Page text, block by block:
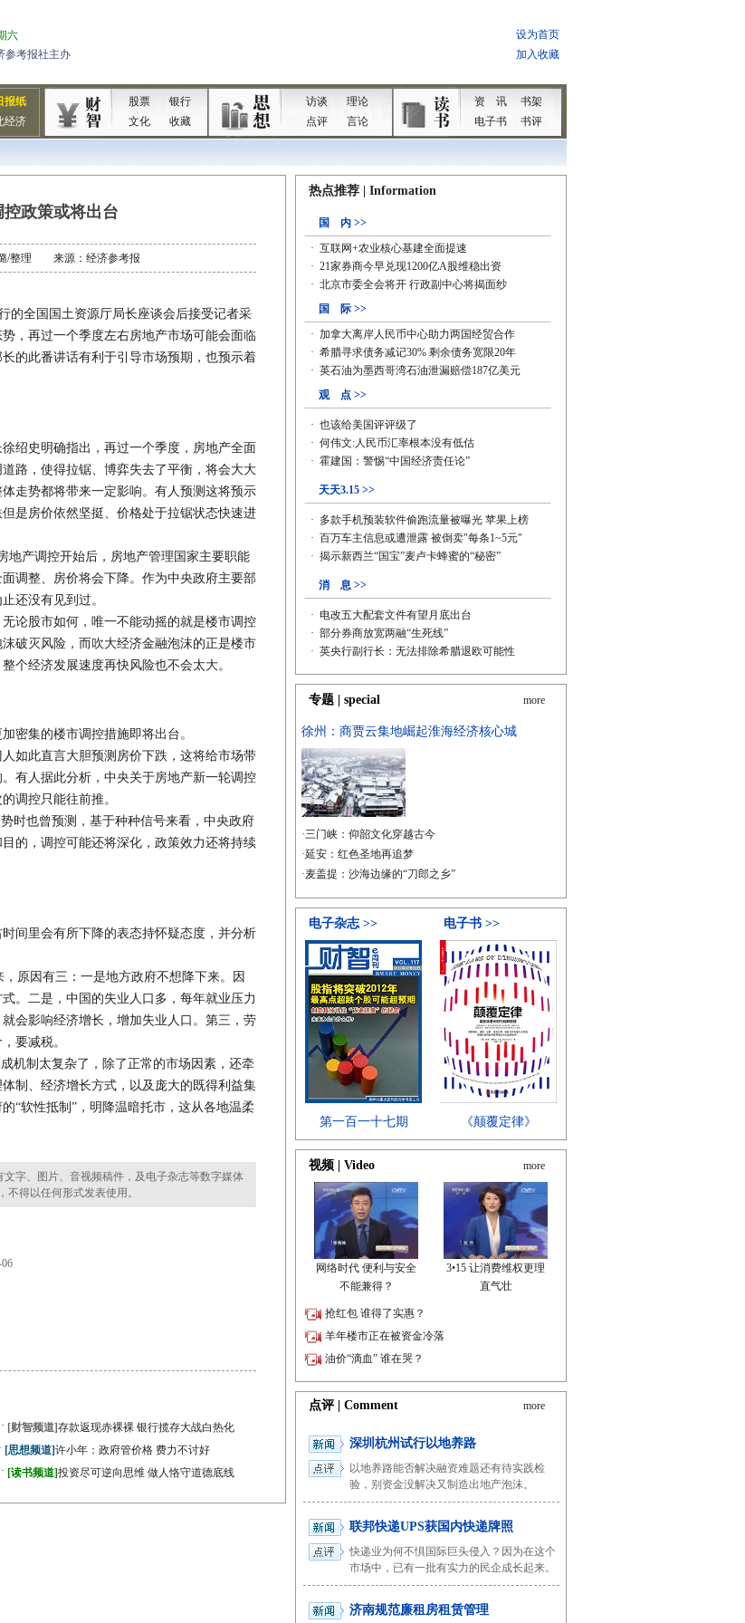
政策或将出台
/整理 来源：经济参考报
全国国土资源厅局长座谈会后接受记者采
，再过一个季度左右房地产市场可能会面临
的此番讲话有利于引导市场预期，也预示着
史明确指出，再过一个季度，房地产全面
路，使得拉锯、博弈失去了平衡，将会大大
走势都将带来一定影响。有人预测这将预示
是房价依然坚挺、价格处于拉锯状态快速进
产调控开始后，房地产管理国家主要职能
调整、房价将会下降。作为中央政府主要部
还没有见到过。
股市如何，唯一不能动摇的就是楼市调控
破灭风险，而吹大经济金融泡沫的正是楼市
个经济发展速度再快风险也不会太大。
集的楼市调控措施即将出台。
此直言大胆预测房价下跌，这将给市场带
有人据此分析，中央关于房地产新一轮调控
调控只能往前推。
也曾预测，基于种种信号来看，中央政府
的，调控可能还将深化，政策效力还将持续
里会有所下降的表态持怀疑态度，并分析
原因有三：一是地方政府不想降下来。因
。二是，中国的失业人口多，每年就业压力
会影响经济增长，增加失业人口。第三，劳
要减税。
制太复杂了，除了正常的市场因素，还牵
制、经济增长方式，以及庞大的既得利益集
“软性抵制”，明降温暗托市，这从各地温柔
字、图片、音视频稿件，及电子杂志等数字媒体
得以任何形式发表使用。
· [财智频道]存款返现赤裸裸 银行揽存大战白热化
· [思想频道]许小年：政府管价格 费力不讨好
· [读书频道]投资尽可逆向思维 做人恪守道德底线